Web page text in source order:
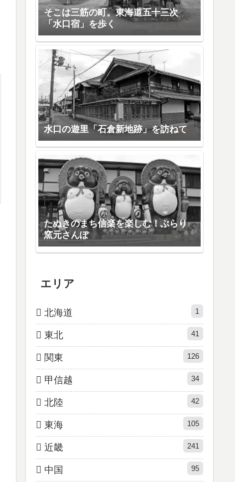
そこは三筋の町。東海道五十三次
「水口宿」を歩く
水口の遊里「石倉新地跡」を訪ねて
たぬきのまち信楽を楽しむ！ぶらり
窯元さんぽ
エリア
北海道 1
東北 41
関東 126
甲信越 34
北陸 42
東海 105
近畿 241
中国 95